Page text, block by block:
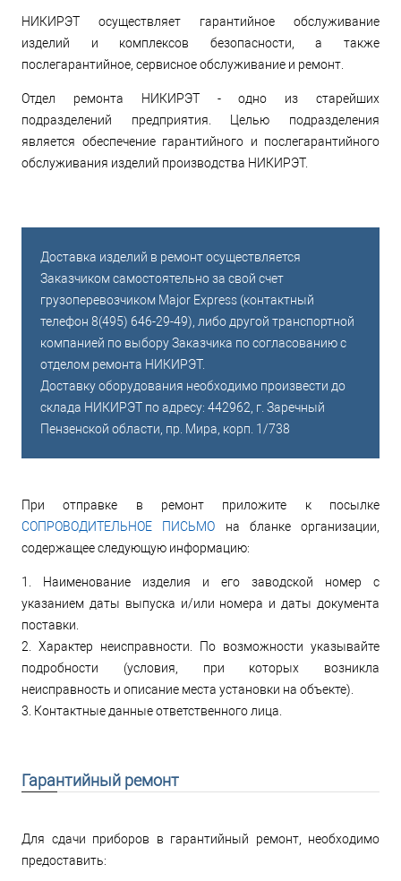
НИКИРЭТ осуществляет гарантийное обслуживание
изделий и комплексов безопасности, а также
послегарантийное, сервисное обслуживание и ремонт.
Отдел ремонта НИКИРЭТ - одно из старейших
подразделений предприятия. Целью подразделения
является обеспечение гарантийного и послегарантийного
обслуживания изделий производства НИКИРЭТ.
Доставка изделий в ремонт осуществляется
Заказчиком самостоятельно за свой счет
грузоперевозчиком Major Express (контактный
телефон 8(495) 646-29-49), либо другой транспортной
компанией по выбору Заказчика по согласованию с
отделом ремонта НИКИРЭТ.
Доставку оборудования необходимо произвести до
склада НИКИРЭТ по адресу: 442962, г. Заречный
Пензенской области, пр. Мира, корп. 1/738
При отправке в ремонт приложите к посылке
СОПРОВОДИТЕЛЬНОЕ ПИСЬМО на бланке организации,
содержащее следующую информацию:
1. Наименование изделия и его заводской номер с
указанием даты выпуска и/или номера и даты документа
поставки.
2. Характер неисправности. По возможности указывайте
подробности (условия, при которых возникла
неисправность и описание места установки на объекте).
3. Контактные данные ответственного лица.
Гарантийный ремонт
Для сдачи приборов в гарантийный ремонт, необходимо
предоставить: